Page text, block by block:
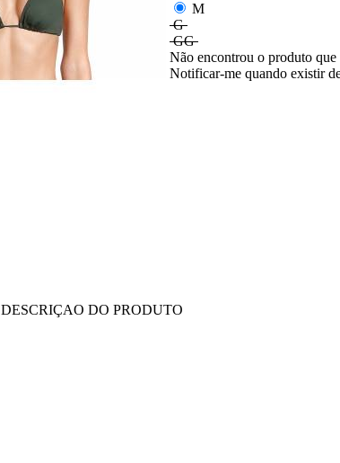
M
G
GG
Não encontrou o produto que
Notificar-me quando existir
DESCRIÇAO DO PRODUTO